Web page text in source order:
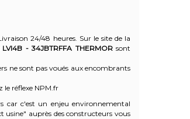
24/48 heures. Sur le site de la
LVI4B - 34JBTRFFA THERMORsont
ne sont pas voués aux encombrants
le réflexe NPM.fr
car c'est un enjeu environnemental
usine" auprès des constructeurs vous